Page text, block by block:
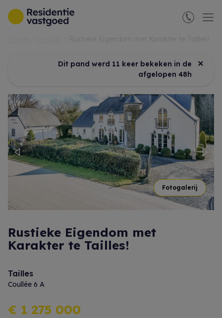
Menu overslaan en naar de inhoud gaan
Dit pand werd 11 keer bekeken in de
afgelopen 48h
×
Previous
Fotogalerij
Rustieke Eigendom met
Karakter te Tailles!
Tailles
Coullée 6 A
€ 1 275 000